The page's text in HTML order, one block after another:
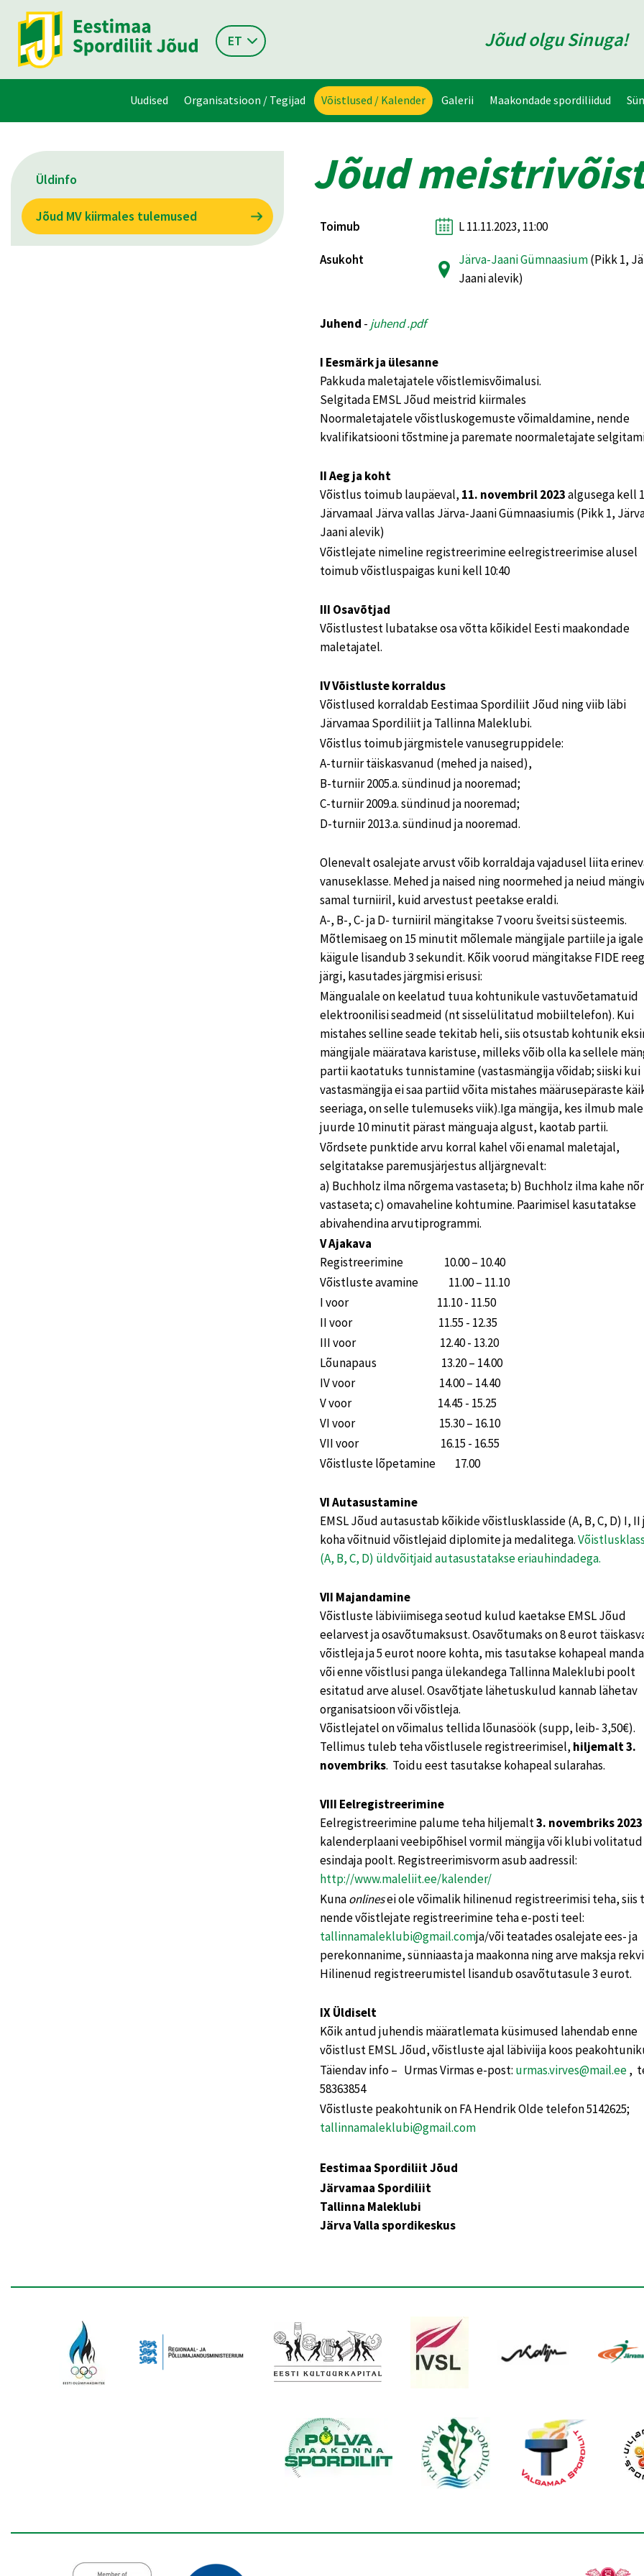
ET Jõud olgu Sinuga!
Uudised Organisatsioon / Tegijad Võistlused / Kalender Galerii Maakondade spordiliidud
Üldinfo
Jõud MV kiirmales tulemused
Jõud
Toimub L 11.11.2023, 11:00
Asukoht Järva-Jaani Gümnaasium(Pikk 1,
Jaani alevik)
Juhend - juhend .pdf
I Eesmärk ja ülesanne
Pakkuda maletajatele võistlemisvõimalusi.
Selgitada EMSL Jõud meistrid kiirmales
Noormaletajatele võistluskogemuste võimaldamine, nende
kvalifikatsiooni tõstmine ja paremate noormaletajate
II Aeg ja koht
Võistlus toimub laupäeval, 11. novembril 2023algusega kell
Järvamaal Järva vallas Järva-Jaani Gümnaasiumis (Pikk 1,
Jaani alevik)
Võistlejate nimeline registreerimine eelregistreerimise alusel
toimub võistluspaigas kuni kell 10:40
III Osavõtjad
Võistlustest lubatakse osa võtta kõikidel Eesti maakondade
maletajatel.
IV Võistluste korraldus
Võistlused korraldab Eestimaa Spordiliit Jõud ning viib läbi
Järvamaa Spordiliit ja Tallinna Maleklubi.
Võistlus toimub järgmistele vanusegruppidele:
A-turniir täiskasvanud (mehed ja naised),
B-turniir 2005.a. sündinud ja nooremad;
C-turniir 2009.a. sündinud ja nooremad;
D-turniir 2013.a. sündinud ja nooremad.
Olenevalt osalejate arvust võib korraldaja vajadusel liita
vanuseklasse. Mehed ja naised ning noormehed ja neiud
samal turniiril, kuid arvestust peetakse eraldi.
A-, B-, C- ja D- turniiril mängitakse 7 vooru šveitsi süsteemis.
Mõtlemisaeg on 15 minutit mõlemale mängijale partiile ja igale
käigule lisandub 3 sekundit. Kõik voorud mängitakse FIDE
järgi, kasutades järgmisi erisusi:
Mängualale on keelatud tuua kohtunikule vastuvõetamatuid
elektroonilisi seadmeid (nt sisselülitatud mobiiltelefon). Kui
mistahes selline seade tekitab heli, siis otsustab kohtunik
mängijale määratava karistuse, milleks võib olla ka sellele
partii kaotatuks tunnistamine (vastasmängija võidab; siiski kui
vastasmängija ei saa partiid võita mistahes määrusepäraste
seeriaga, on selle tulemuseks viik).Iga mängija, kes ilmub
juurde 10 minutit pärast mänguaja algust, kaotab partii.
Võrdsete punktide arvu korral kahel või enamal maletajal,
selgitatakse paremusjärjestus alljärgnevalt:
a) Buchholz ilma nõrgema vastaseta; b) Buchholz ilma kahe
vastaseta; c) omavaheline kohtumine. Paarimisel kasutatakse
abivahendina arvutiprogrammi.
V Ajakava
Registreerimine 10.00 – 10.40
Võistluste avamine 11.00 – 11.10
I voor 11.10 - 11.50
II voor 11.55 - 12.35
III voor 12.40 - 13.20
Lõunapaus 13.20 – 14.00
IV voor 14.00 – 14.40
V voor 14.45 - 15.25
VI voor 15.30 – 16.10
VII voor 16.15 - 16.55
Võistluste lõpetamine 17.00
VI Autasustamine
EMSL Jõud autasustab kõikide võistlusklasside (A, B, C, D) I, II
koha võitnuid võistlejaid diplomite ja medalitega.
(A, B, C, D) üldvõitjaid autasustatakse eriauhindadega.
VII Majandamine
Võistluste läbiviimisega seotud kulud kaetakse EMSL Jõud
eelarvest ja osavõtumaksust. Osavõtumaks on 8 eurot
võistleja ja 5 eurot noore kohta, mis tasutakse kohapeal
või enne võistlusi panga ülekandega Tallinna Maleklubi poolt
esitatud arve alusel. Osavõtjate lähetuskulud kannab lähetav
organisatsioon või võistleja.
Võistlejatel on võimalus tellida lõunasöök (supp, leib- 3,50€).
Tellimus tuleb teha võistlusele registreerimisel, hiljemalt 3.
novembriks. Toidu eest tasutakse kohapeal sularahas.
VIII Eelregistreerimine
Eelregistreerimine palume teha hiljemalt3. novembriks 2023
kalenderplaani veebipõhisel vormil mängija või klubi volitatud
esindaja poolt. Registreerimisvorm asub aadressil:
http://www.maleliit.ee/kalender/
Kunaonlinesei ole võimalik hilinenud registreerimisi teha, siis
nende võistlejate registreerimine teha e-posti teel:
tallinnamaleklubi@gmail.comja/või teatades osalejate ees- ja
perekonnanime, sünniaasta ja maakonna ning arve maksja
Hilinenud registreerumistel lisandub osavõtutasule 3 eurot.
IX Üldiselt
Kõik antud juhendis määratlemata küsimused lahendab enne
võistlust EMSL Jõud, võistluste ajal läbiviija koos
Täiendav info – Urmas Virmas e-post: urmas.virves@mail.ee,
58363854
Võistluste peakohtunik on FA Hendrik Olde telefon 5142625;
tallinnamaleklubi@gmail.com
Eestimaa Spordiliit Jõud
Järvamaa Spordiliit
Tallinna Maleklubi
Järva Valla spordikeskus